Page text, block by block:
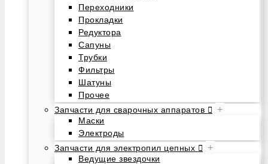
Переходники
Прокладки
Редуктора
Сапуны
Трубки
Фильтры
Шатуны
Прочее
Запчасти для сварочных аппаратов
+
Маски
Электроды
Запчасти для электропил цепных
+
Ведущие звездочки